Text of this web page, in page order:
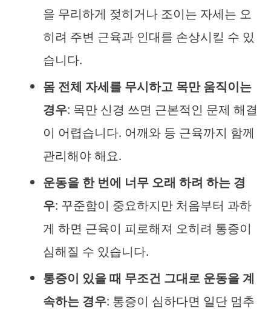
을 무리하게 젖히거나 조이는 자세는 오
히려 주변 근육과 인대를 손상시킬 수 있
습니다.
몸 전체 자세를 무시하고 목만 움직이는
경우: 목만 신경 쓰면 근본적인 문제 해결
이 어렵습니다. 어깨와 등 근육까지 함께
관리해야 해요.
운동을 한 번에 너무 오래 하려 하는 경
우: 꾸준함이 중요하지만 처음부터 과하
게 하면 근육이 피로해져 오히려 통증이
심해질 수 있습니다.
통증이 있을 때 무조건 그대로 운동을 계
속하는 경우: 통증이 심하다면 일단 멈추